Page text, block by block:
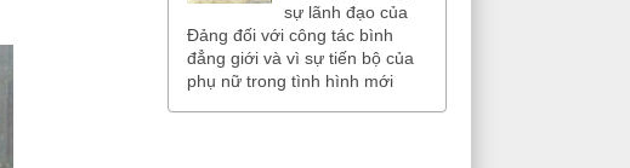
sự lãnh đạo của
Đảng đối với công tác bình
đẳng giới và vì sự tiến bộ của
phụ nữ trong tình hình mới